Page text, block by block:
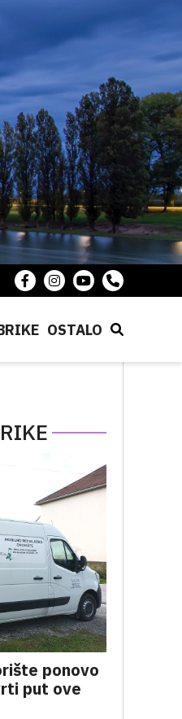
OSTALO
ponovo
put ove